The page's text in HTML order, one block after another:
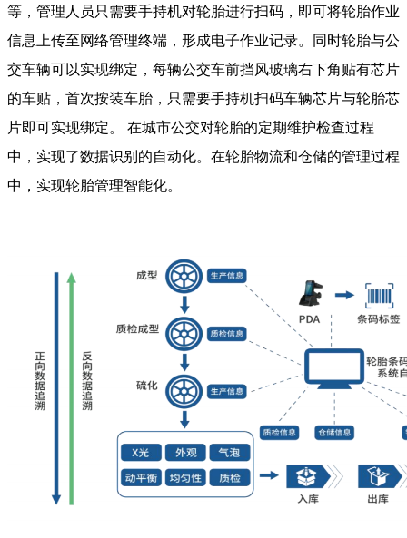
等，管理人员只需要手持机对轮胎进行扫码，即可将轮胎作业
信息上传至网络管理终端，形成电子作业记录。同时轮胎与公
交车辆可以实现绑定，每辆公交车前挡风玻璃右下角贴有芯片
的车贴，首次按装车胎，只需要手持机扫码车辆芯片与轮胎芯
片即可实现绑定。 在城市公交对轮胎的定期维护检查过程
中，实现了数据识别的自动化。在轮胎物流和仓储的管理过程
中，实现轮胎管理智能化。